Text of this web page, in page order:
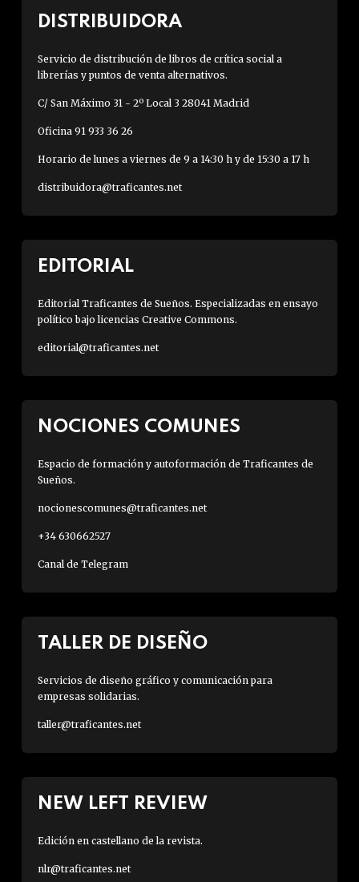
DISTRIBUIDORA
Servicio de distribución de libros de crítica social a
librerías y puntos de venta alternativos.
C/ San Máximo 31 - 2º Local 3 28041 Madrid
Oficina 91 933 36 26
Horario de lunes a viernes de 9 a 14:30 h y de 15:30 a 17 h
distribuidora@traficantes.net
EDITORIAL
Editorial Traficantes de Sueños. Especializadas en ensayo
político bajo licencias Creative Commons.
editorial@traficantes.net
NOCIONES COMUNES
Espacio de formación y autoformación de Traficantes de
Sueños.
nocionescomunes@traficantes.net
+34 630662527
Canal de Telegram
TALLER DE DISEÑO
Servicios de diseño gráfico y comunicación para
empresas solidarias.
taller@traficantes.net
NEW LEFT REVIEW
Edición en castellano de la revista.
nlr@traficantes.net